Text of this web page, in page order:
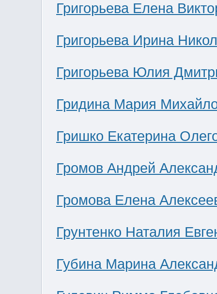
Григорьева Елена
Григорьева Ирина
Григорьева Юлия
Гридина Мария
Гришко Екатерина
Громов Андрей
Громова Елена
Грунтенко Наталия
Губина Марина